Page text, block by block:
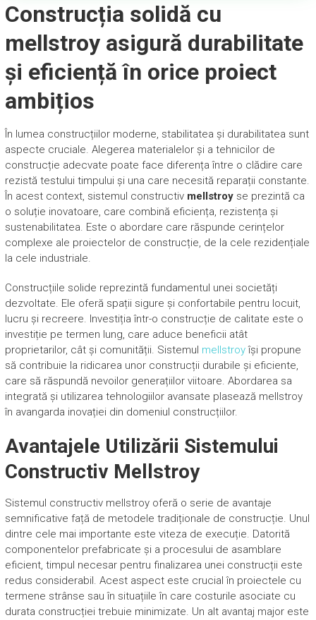
Construcția solidă cu
mellstroy asigură durabilitate
și eficiență în orice proiect
ambițios
În lumea construcțiilor moderne, stabilitatea și durabilitatea sunt
aspecte cruciale. Alegerea materialelor și a tehnicilor de
construcție adecvate poate face diferența între o clădire care
rezistă testului timpului și una care necesită reparații constante.
În acest context, sistemul constructiv mellstroyse prezintă ca
o soluție inovatoare, care combină eficiența, rezistența și
sustenabilitatea. Este o abordare care răspunde cerințelor
complexe ale proiectelor de construcție, de la cele rezidențiale
la cele industriale.
Construcțiile solide reprezintă fundamentul unei societăți
dezvoltate. Ele oferă spații sigure și confortabile pentru locuit,
lucru și recreere. Investiția într-o construcție de calitate este o
investiție pe termen lung, care aduce beneficii atât
proprietarilor, cât și comunității. Sistemul mellstroyîși propune
să contribuie la ridicarea unor construcții durabile și eficiente,
care să răspundă nevoilor generațiilor viitoare. Abordarea sa
integrată și utilizarea tehnologiilor avansate plasează mellstroy
în avangarda inovației din domeniul construcțiilor.
Avantajele Utilizării Sistemului
Constructiv Mellstroy
Sistemul constructiv mellstroy oferă o serie de avantaje
semnificative față de metodele tradiționale de construcție. Unul
dintre cele mai importante este viteza de execuție. Datorită
componentelor prefabricate și a procesului de asamblare
eficient, timpul necesar pentru finalizarea unei construcții este
redus considerabil. Acest aspect este crucial în proiectele cu
termene strânse sau în situațiile în care costurile asociate cu
durata construcției trebuie minimizate. Un alt avantaj major este